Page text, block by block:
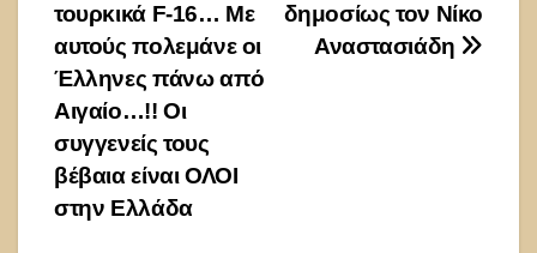
δημοσίως τον Νίκο
Αναστασιάδη
τουρκικά F-16… Με
αυτούς πολεμάνε οι
Έλληνες πάνω από
Αιγαίο…!! Οι
συγγενείς τους
βέβαια είναι ΟΛΟΙ
στην Ελλάδα